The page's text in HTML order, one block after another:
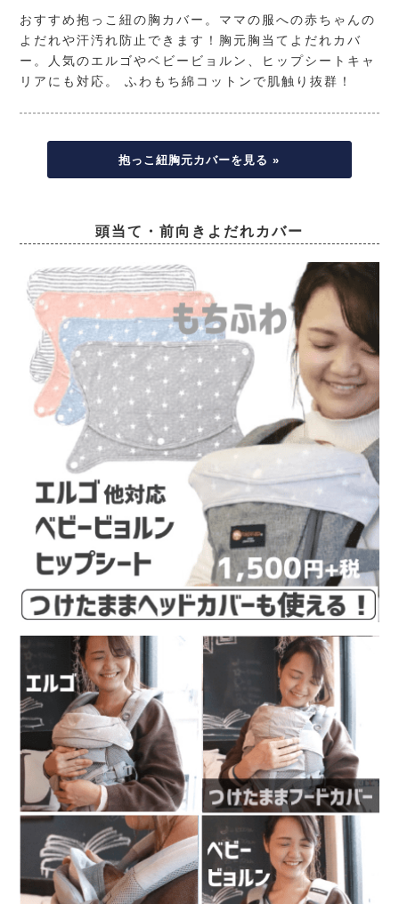
おすすめ抱っこ紐の胸カバー。ママの服への赤ちゃんの
よだれや汗汚れ防止できます！胸元胸当てよだれカバ
ー。人気のエルゴやベビービョルン、ヒップシートキャ
リアにも対応。 ふわもち綿コットンで肌触り抜群！
抱っこ紐胸元カバーを見る »
頭当て・前向きよだれカバー